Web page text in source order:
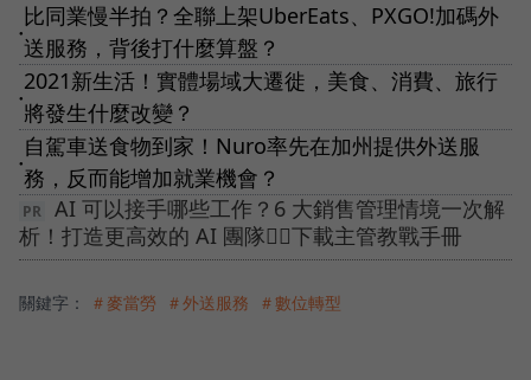
●
比同業慢半拍？全聯上架UberEats、PXGO!加碼外
送服務，背後打什麼算盤？
●
2021新生活！實體場域大遷徙，美食、消費、旅行
將發生什麼改變？
●
自駕車送食物到家！Nuro率先在加州提供外送服
務，反而能增加就業機會？
AI 可以接手哪些工作？6 大銷售管理情境一次解
析！打造更高效的 AI 團隊👉🏻下載主管教戰手冊
關鍵字： ＃麥當勞 ＃外送服務 ＃數位轉型